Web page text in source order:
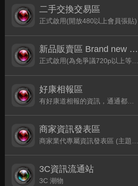
二手交換交易區
正式啟用(開放480以上會員張貼)
新品販賣區 Brand new Plaza
正式啟用(為免爭議720p以上等級發表限定)
好康相報區
商家資訊發表區
3C資訊流通站
3C 潮物